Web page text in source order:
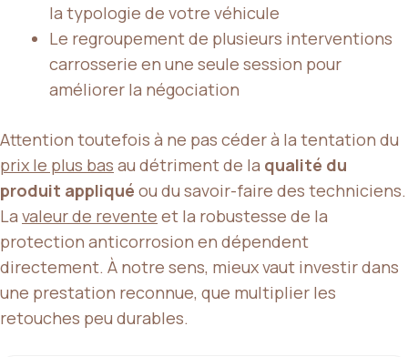
la typologie de votre véhicule
Le regroupement de plusieurs interventions
carrosserie en une seule session pour
améliorer la négociation
Attention toutefois à ne pas céder à la tentation du
prix le plus bas au détriment de la qualité du
produit appliqué ou du savoir-faire des techniciens.
La valeur de revente et la robustesse de la
protection anticorrosion en dépendent
directement. À notre sens, mieux vaut investir dans
une prestation reconnue, que multiplier les
retouches peu durables.